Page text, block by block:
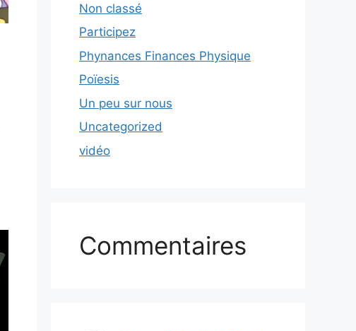
Non classé
Participez
Phynances Finances Physique
Poïesis
Un peu sur nous
Uncategorized
vidéo
Commentaires